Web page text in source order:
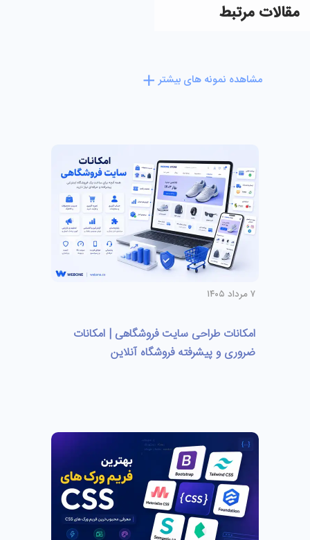
مقالات مرتبط
مشاهده نمونه های بیشتر
۷ مرداد ۱۴۰۵
امکانات طراحی سایت فروشگاهی | امکانات
ضروری و پیشرفته فروشگاه آنلاین